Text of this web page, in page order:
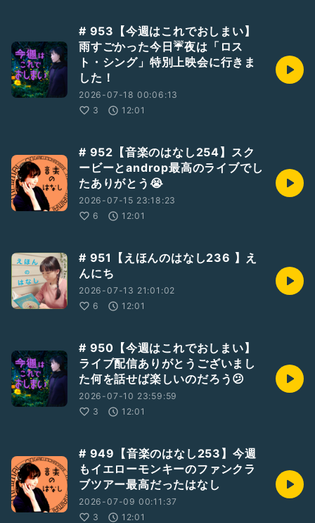
# 953【今週はこれでおしまい】
雨すごかった今日☔夜は「ロス
ト・シング」特別上映会に行きま
した！
2026-07-18 00:06:13
3
12:01
# 952【音楽のはなし254】スク
ービーとandrop最高のライブでし
たありがとう😭
2026-07-15 23:18:23
6
12:01
# 951【えほんのはなし236 】え
んにち
2026-07-13 21:01:02
6
12:01
# 950【今週はこれでおしまい】
ライブ配信ありがとうございまし
た何を話せば楽しいのだろう😕
2026-07-10 23:59:59
3
12:01
# 949【音楽のはなし253】今週
もイエローモンキーのファンクラ
ブツアー最高だったはなし
2026-07-09 00:11:37
3
12:01